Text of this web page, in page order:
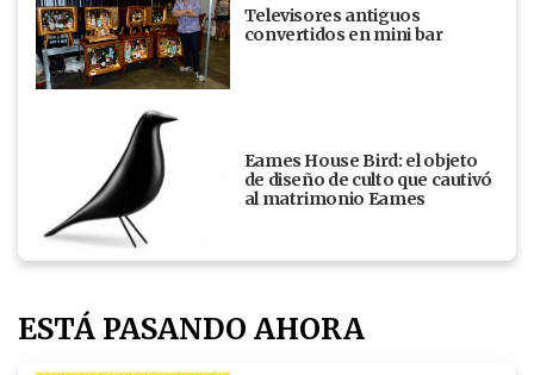
Televisores antiguos
convertidos en mini bar
Eames House Bird: el objeto
de diseño de culto que cautivó
al matrimonio Eames
ESTÁ PASANDO AHORA